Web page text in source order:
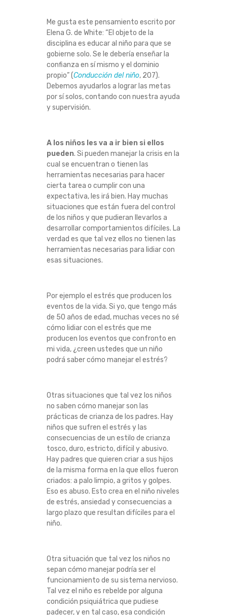
Me gusta este pensamiento escrito por
Elena G. de White: “El objeto de la
disciplina es educar al niño para que se
gobierne solo. Se le debería enseñar la
confianza en sí mismo y el dominio
propio” (Conducción del niño, 207).
Debemos ayudarlos a lograr las metas
por sí solos, contando con nuestra ayuda
y supervisión.
A los niños les va a ir bien si ellos
pueden. Si pueden manejar la crisis en la
cual se encuentran o tienen las
herramientas necesarias para hacer
cierta tarea o cumplir con una
expectativa, les irá bien. Hay muchas
situaciones que están fuera del control
de los niños y que pudieran llevarlos a
desarrollar comportamientos difíciles. La
verdad es que tal vez ellos no tienen las
herramientas necesarias para lidiar con
esas situaciones.
Por ejemplo el estrés que producen los
eventos de la vida. Si yo, que tengo más
de 50 años de edad, muchas veces no sé
cómo lidiar con el estrés que me
producen los eventos que confronto en
mi vida, ¿creen ustedes que un niño
podrá saber cómo manejar el estrés?
Otras situaciones que tal vez los niños
no saben cómo manejar son las
prácticas de crianza de los padres. Hay
niños que sufren el estrés y las
consecuencias de un estilo de crianza
tosco, duro, estricto, difícil y abusivo.
Hay padres que quieren criar a sus hijos
de la misma forma en la que ellos fueron
criados: a palo limpio, a gritos y golpes.
Eso es abuso. Esto crea en el niño niveles
de estrés, ansiedad y consecuencias a
largo plazo que resultan difíciles para el
niño.
Otra situación que tal vez los niños no
sepan cómo manejar podría ser el
funcionamiento de su sistema nervioso.
Tal vez el niño es rebelde por alguna
condición psiquiátrica que pudiese
padecer, y en tal caso, esa condición